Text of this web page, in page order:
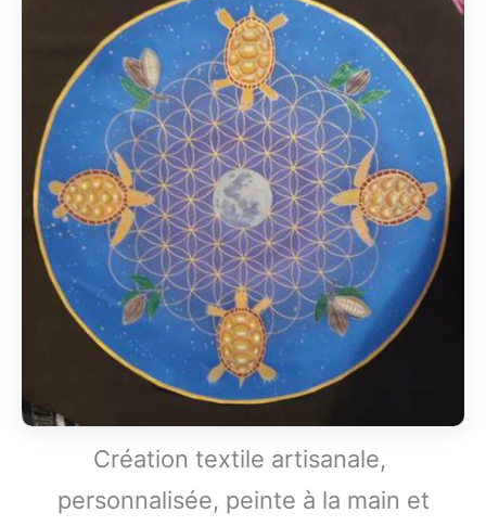
Création textile artisanale,
personnalisée, peinte à la main et